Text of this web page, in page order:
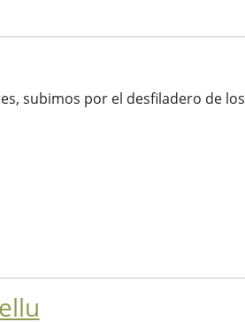
subimos por el desfiladero de los